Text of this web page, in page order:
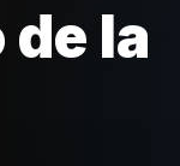
la